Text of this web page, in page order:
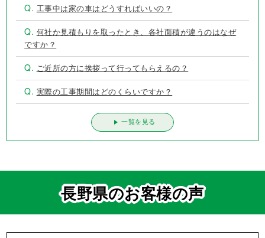
Q. 工事中は家の車はどうすればいいの？
Q. 何社か見積もりを取ったとき、各社面積が違うのはなぜ
ですか？
Q. ご近所の方に挨拶って行ってもらえるの？
Q. 実際の工事期間はどのくらいですか？
一覧を見る
長野県のお客様の声